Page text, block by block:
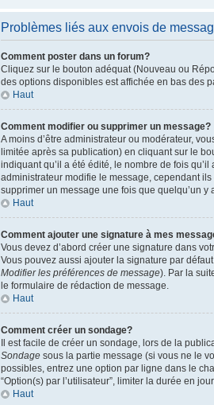
Problèmes liés aux envois de
Comment poster dans un forum?
Cliquez sur le bouton adéquat (Nouveau ou
des options disponibles est affichée en bas des
Haut
Comment modifier ou supprimer un message?
A moins d’être administrateur ou modérateur,
limitée après sa publication) en cliquant sur le
indiquant qu’il a été édité, le nombre de fois
administrateur modifie le message, cependant
supprimer un message une fois que quelqu’un y
Haut
Comment ajouter une signature à mes
Vous devez d’abord créer une signature dans
Vous pouvez aussi ajouter la signature par
Modifier les préférences de message). Par la
le formulaire de rédaction de message.
Haut
Comment créer un sondage?
Il est facile de créer un sondage, lors de la
Sondage sous la partie message (si vous ne le
possibles, entrez une option par ligne dans le
“Option(s) par l’utilisateur”, limiter la durée en
Haut